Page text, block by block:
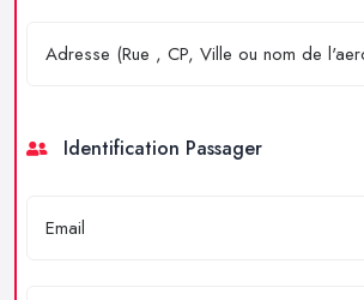
Identification Passager